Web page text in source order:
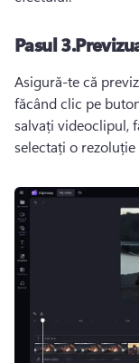
Pasul
Asigură-te că
făcând clic pe
salvați videoclipul,
selectați o rezoluție